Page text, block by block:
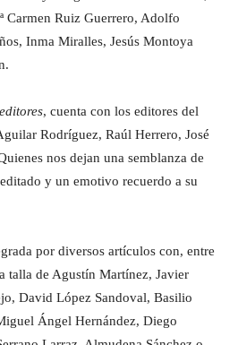
Carmen Ruiz Guerrero, Adolfo
Inma Miralles, Jesús Montoya
, cuenta con los editores del
Rodríguez, Raúl Herrero, José
nos dejan una semblanza de
y un emotivo recuerdo a su
por diversos artículos con, entre
talla de Agustín Martínez, Javier
David López Sandoval, Basilio
Ángel Hernández, Diego